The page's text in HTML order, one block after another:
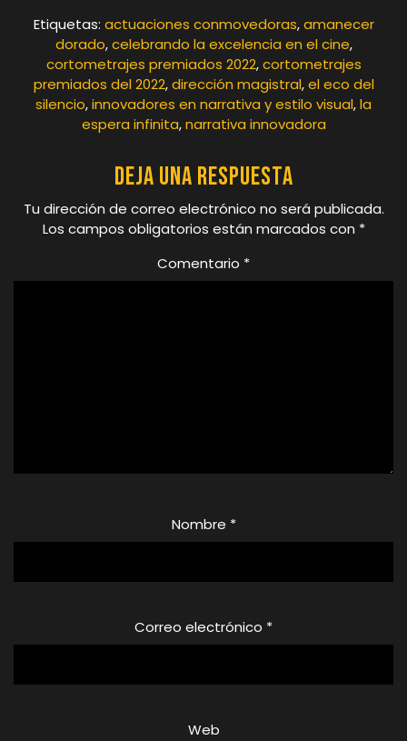
Etiquetas: actuaciones conmovedoras,amanecer
dorado,celebrando la excelencia en el cine,
cortometrajes premiados 2022,cortometrajes
premiados del 2022,dirección magistral,el eco del
silencio,innovadores en narrativa y estilo visual,la
espera infinita,narrativa innovadora
Deja una respuesta
Tu dirección de correo electrónico no será publicada.
Los campos obligatorios están marcados con *
Comentario *
Nombre *
Correo electrónico *
Web